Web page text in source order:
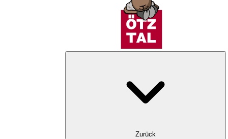
Zurück